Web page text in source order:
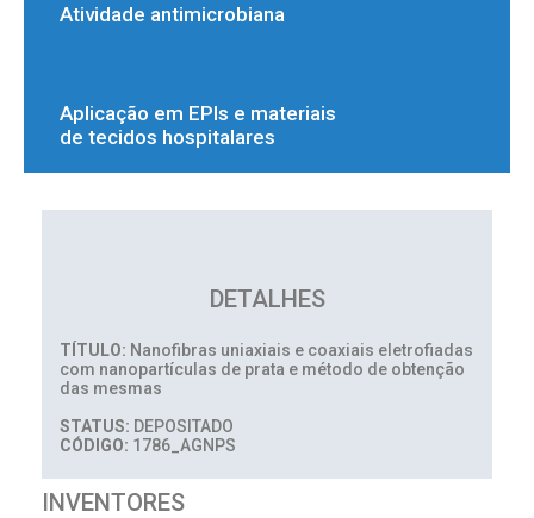
Atividade antimicrobiana
Aplicação em EPIs e materiais
de tecidos hospitalares
DETALHES
TÍTULO: Nanofibras uniaxiais e coaxiais eletrofiadas
com nanopartículas de prata e método de obtenção
das mesmas
STATUS: DEPOSITADO
CÓDIGO: 1786_AGNPS
INVENTORES